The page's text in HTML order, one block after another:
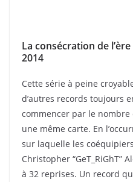
La consécration de l’ère
2014
Cette série à peine
d’autres records toujours
commencer par le
une même carte. En
sur laquelle les
Christopher “GeT_RiGhT”
à 32 reprises. Un record